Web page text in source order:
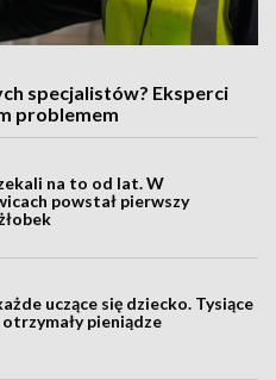
specjalistów? Eksperci
problemem
na to od lat. W
powstał pierwszy
uczące się dziecko. Tysiące
pieniądze